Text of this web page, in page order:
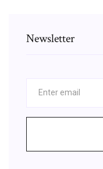
Newsletter